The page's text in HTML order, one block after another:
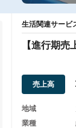
生活関連サービ
【進行期
売上高
地域
業種